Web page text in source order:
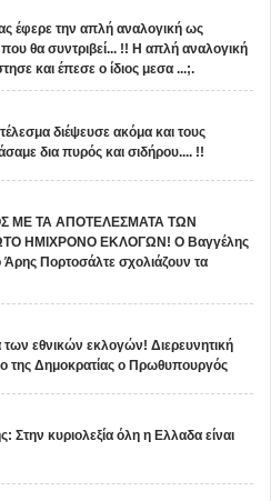
έφερε την απλή αναλογική ως
θα συντριβεί... !! Η απλή αναλογική
και έπεσε ο ίδιος μεσα ...;.
διέψευσε ακόμα και τους
δια πυρός και σιδήρου.... !!
ΜΕ ΤΑ ΑΠΟΤΕΛΕΣΜΑΤΑ ΤΩΝ
ΗΜΙΧΡΟΝΟ ΕΚΛΟΓΩΝ! Ο Βαγγέλης
Άρης Πορτοσάλτε σχολιάζουν τα
εθνικών εκλογών! Διερευνητική
της Δημοκρατίας ο Πρωθυπουργός
Στην κυριολεξία όλη η Ελλαδα είναι